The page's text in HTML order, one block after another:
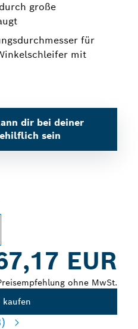
große
für
mit
dir bei deiner
sein
EUR
ohne MwSt.